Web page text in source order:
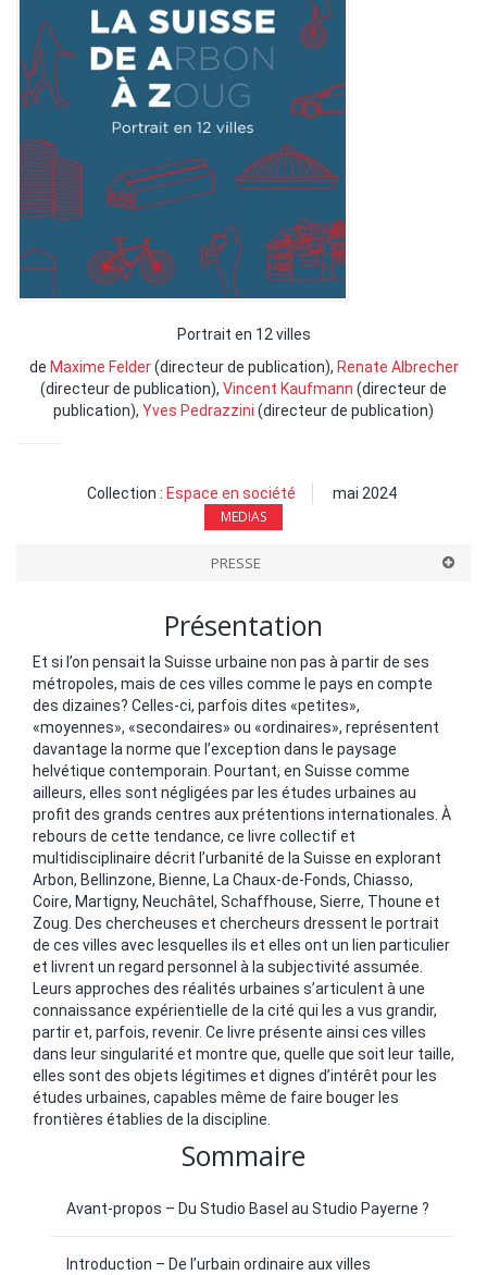
Portrait en 12 villes
de Maxime Felder(directeur de publication), Renate Albrecher
(directeur de publication), Vincent Kaufmann (directeur de
publication), Yves Pedrazzini (directeur de publication)
Collection : Espace en société mai 2024
MEDIAS
PRESSE
Présentation
Et si l’on pensait la Suisse urbaine non pas à partir de ses
métropoles, mais de ces villes comme le pays en compte
des dizaines? Celles-ci, parfois dites «petites»,
«moyennes», «secondaires» ou «ordinaires», représentent
davantage la norme que l’exception dans le paysage
helvétique contemporain. Pourtant, en Suisse comme
ailleurs, elles sont négligées par les études urbaines au
profit des grands centres aux prétentions internationales. À
rebours de cette tendance, ce livre collectif et
multidisciplinaire décrit l’urbanité de la Suisse en explorant
Arbon, Bellinzone, Bienne, La Chaux-de-Fonds, Chiasso,
Coire, Martigny, Neuchâtel, Schaffhouse, Sierre, Thoune et
Zoug. Des chercheuses et chercheurs dressent le portrait
de ces villes avec lesquelles ils et elles ont un lien particulier
et livrent un regard personnel à la subjectivité assumée.
Leurs approches des réalités urbaines s’articulent à une
connaissance expérientielle de la cité qui les a vus grandir,
partir et, parfois, revenir. Ce livre présente ainsi ces villes
dans leur singularité et montre que, quelle que soit leur taille,
elles sont des objets légitimes et dignes d’intérêt pour les
études urbaines, capables même de faire bouger les
frontières établies de la discipline.
Sommaire
Avant-propos – Du Studio Basel au Studio Payerne ?
Introduction – De l’urbain ordinaire aux villes